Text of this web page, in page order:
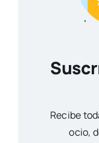
Reci­be
ocio,